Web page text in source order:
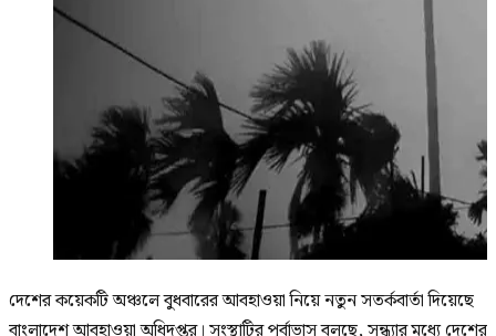
দেশের কয়েকটি অঞ্চলে বুধবারের আবহাওয়া নিয়ে নতুন সতর্কবার্তা দিয়েছে